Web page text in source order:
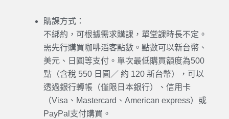
購課方式：
不綁約，可根據需求購課，單堂課時長不定。
需先行購買咖啡滔客點數。點數可以新台幣、
美元、日圓等支付。單次最低購買額度為500
點（含稅 550 日圓／ 約 120 新台幣），可以
透過銀行轉帳（僅限日本銀行）、信用卡
（Visa、Mastercard、American express）或
PayPal支付購買。